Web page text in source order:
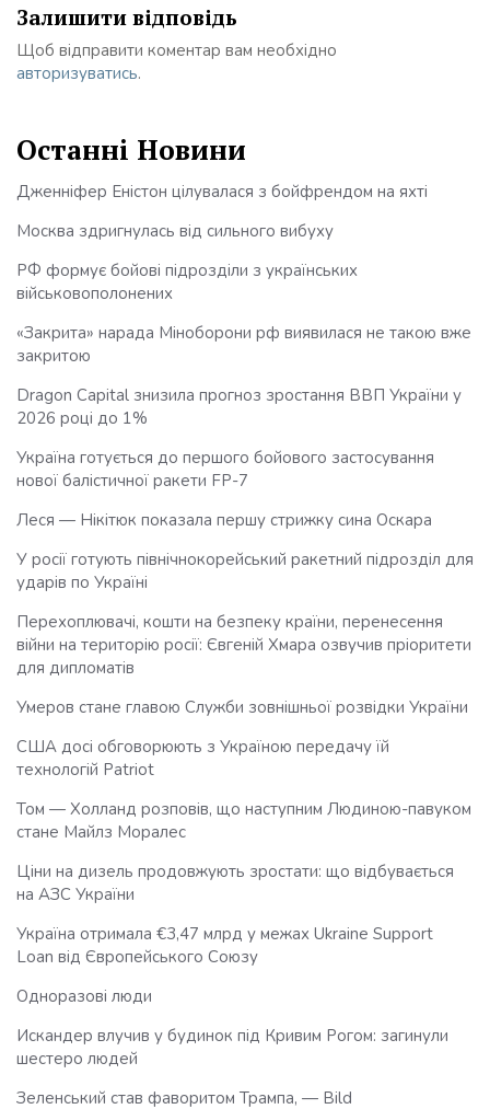
Залишити відповідь
Щоб відправити коментар вам необхідно
авторизуватись.
Останні Новини
Дженніфер Еністон цілувалася з бойфрендом на яхті
Москва здригнулась від сильного вибуху
РФ формує бойові підрозділи з українських
військовополонених
«Закрита» нарада Міноборони рф виявилася не такою вже
закритою
Dragon Capital знизила прогноз зростання ВВП України у
2026 році до 1%
Україна готується до першого бойового застосування
нової балістичної ракети FP-7
Леся — Нікітюк показала першу стрижку сина Оскара
У росії готують північнокорейський ракетний підрозділ для
ударів по Україні
Перехоплювачі, кошти на безпеку країни, перенесення
війни на територію росії: Євгеній Хмара озвучив пріоритети
для дипломатів
Умеров стане главою Служби зовнішньої розвідки України
США досі обговорюють з Україною передачу їй
технологій Patriot
Том — Холланд розповів, що наступним Людиною-павуком
стане Майлз Моралес
Ціни на дизель продовжують зростати: що відбувається
на АЗС України
Україна отримала €3,47 млрд у межах Ukraine Support
Loan від Європейського Союзу
Одноразові люди
Искандер влучив у будинок під Кривим Рогом: загинули
шестеро людей
Зеленський став фаворитом Трампа, — Bild